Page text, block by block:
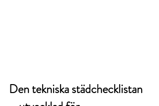
Den tekniska städchecklistan